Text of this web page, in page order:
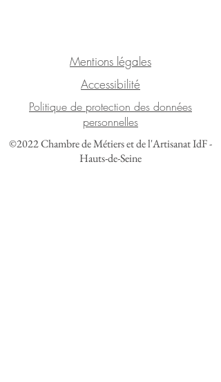
Mentions légales
Accessibilité
Politique de protection des données
personnelles
©2022 Chambre de Métiers et de l'Artisanat IdF -
Hauts-de-Seine